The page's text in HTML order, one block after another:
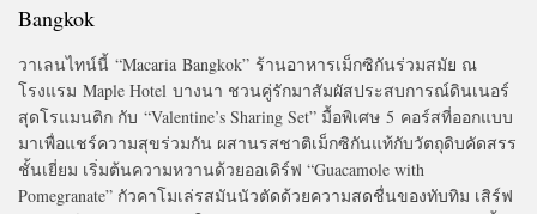
Bangkok
วาเลนไทน์นี้ “Macaria Bangkok” ร้านอาหารเม็กซิกันร่วมสมัย ณ
โรงแรม Maple Hotel บางนา ชวนคู่รักมาสัมผัสประสบการณ์ดินเนอร์
สุดโรแมนติก กับ “Valentine’s Sharing Set” มื้อพิเศษ 5 คอร์สที่ออกแบบ
มาเพื่อแชร์ความสุขร่วมกัน ผสานรสชาติเม็กซิกันแท้กับวัตถุดิบคัดสรร
ชั้นเยี่ยม เริ่มต้นความหวานด้วยออเดิร์ฟ “Guacamole with
Pomegranate” กัวคาโมเล่รสมันนัวตัดด้วยความสดชื่นของทับทิม เสิร์ฟ